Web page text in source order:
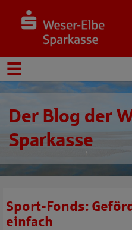
Der Blog der
Sparkasse
Sport-Fonds:
einfach